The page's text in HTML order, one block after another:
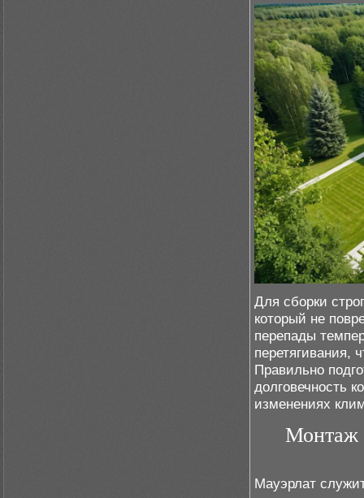
Для сборки
который не
перепады
перетягивания,
Правильно
долговечность
изменениях
Монтаж
Мауэрлат